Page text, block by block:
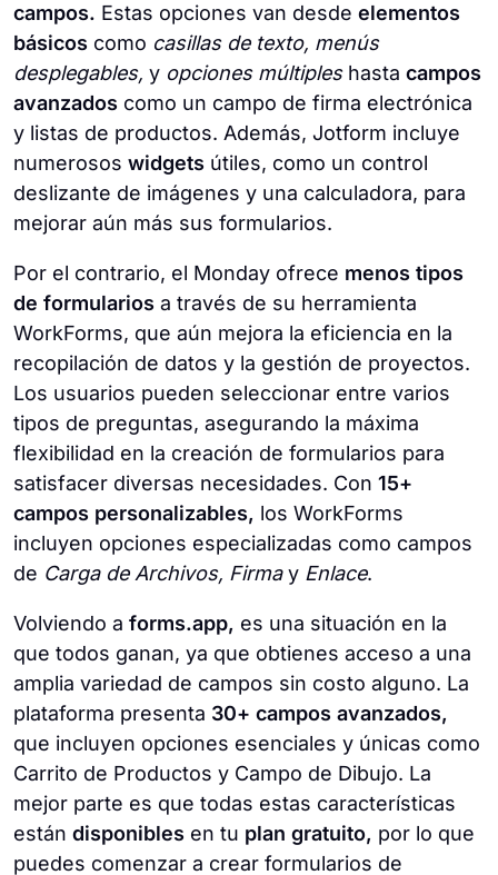
campos. Estas opciones van desde elementos
básicos como casillas de texto, menús
desplegables, y opciones múltipleshasta campos
avanzados como un campo de firma electrónica
y listas de productos. Además, Jotform incluye
numerosos widgets útiles, como un control
deslizante de imágenes y una calculadora, para
mejorar aún más sus formularios.
Por el contrario, el Monday ofrece menos tipos
de formularios a través de su herramienta
WorkForms, que aún mejora la eficiencia en la
recopilación de datos y la gestión de proyectos.
Los usuarios pueden seleccionar entre varios
tipos de preguntas, asegurando la máxima
flexibilidad en la creación de formularios para
satisfacer diversas necesidades. Con 15+
campos personalizables, los WorkForms
incluyen opciones especializadas como campos
de Carga de Archivos, Firmay Enlace.
Volviendo a forms.app, es una situación en la
que todos ganan, ya que obtienes acceso a una
amplia variedad de campos sin costo alguno. La
plataforma presenta 30+ campos avanzados,
que incluyen opciones esenciales y únicas como
Carrito de Productos y Campo de Dibujo. La
mejor parte es que todas estas características
están disponibles en tu plan gratuito, por lo que
puedes comenzar a crear formularios de